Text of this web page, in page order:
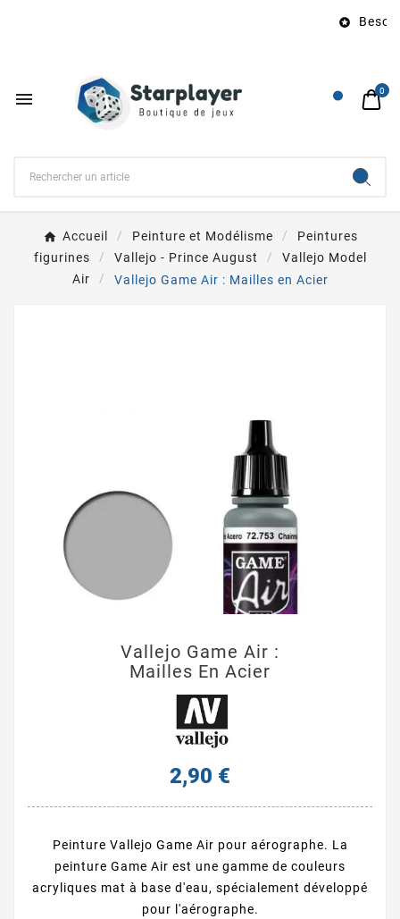
 Besoin
 0
Accueil Peinture et Modélisme
Peintures
figurines
Vallejo - Prince August
Vallejo Model
Air
Vallejo Game Air : Mailles en Acier
Vallejo Game Air :
Mailles En Acier
2,90 €
Peinture Vallejo Game Air pour aérographe. La
peinture Game Air est une gamme de couleurs
acryliques mat à base d'eau, spécialement développé
pour l'aérographe.